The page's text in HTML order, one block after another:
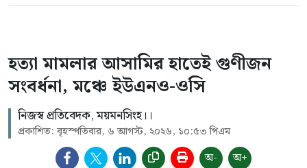
হত্যা মামলার আসামির হাতেই গুণীজন
সংবর্ধনা, মঞ্চে ইউএনও-ওসি
নিজস্ব প্রতিবেদক, ময়মনসিংহ।।
প্রকাশিত: বৃহস্পতিবার, ৬ আগস্ট, ২০২৬, ১০:৫৩ পিএম
অ- অ+